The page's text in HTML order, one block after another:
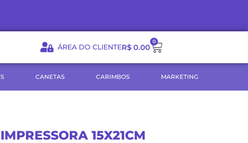
ÁREA DO CLIENTER$ 0.00
0
Carrinho
CANETAS CARIMBOS MARKETING
15X21CM